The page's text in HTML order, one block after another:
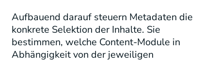
Aufbauend darauf steuern Metadaten die
konkrete Selektion der Inhalte. Sie
bestimmen, welche Content-Module in
Abhängigkeit von der jeweiligen